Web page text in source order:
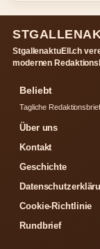
StgallenaktuEll.ch
modernen
Beliebt
Tagliche
Über uns
Kontakt
Geschichte
Cookie-Richtlinie
Rundbrief